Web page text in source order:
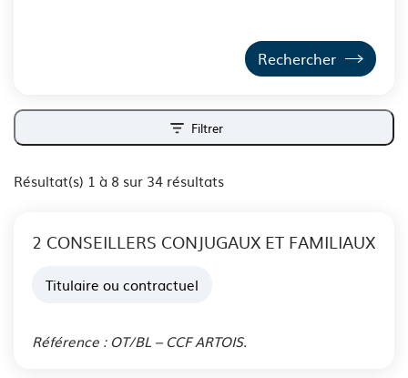
Filtrer
ouvrir les filtres
Résultat(s) 1 à 8 sur 34 résultats
2 CONSEILLERS CONJUGAUX ET FAMILIAUX
Titulaire ou contractuel
Référence : OT/BL – CCF ARTOIS.